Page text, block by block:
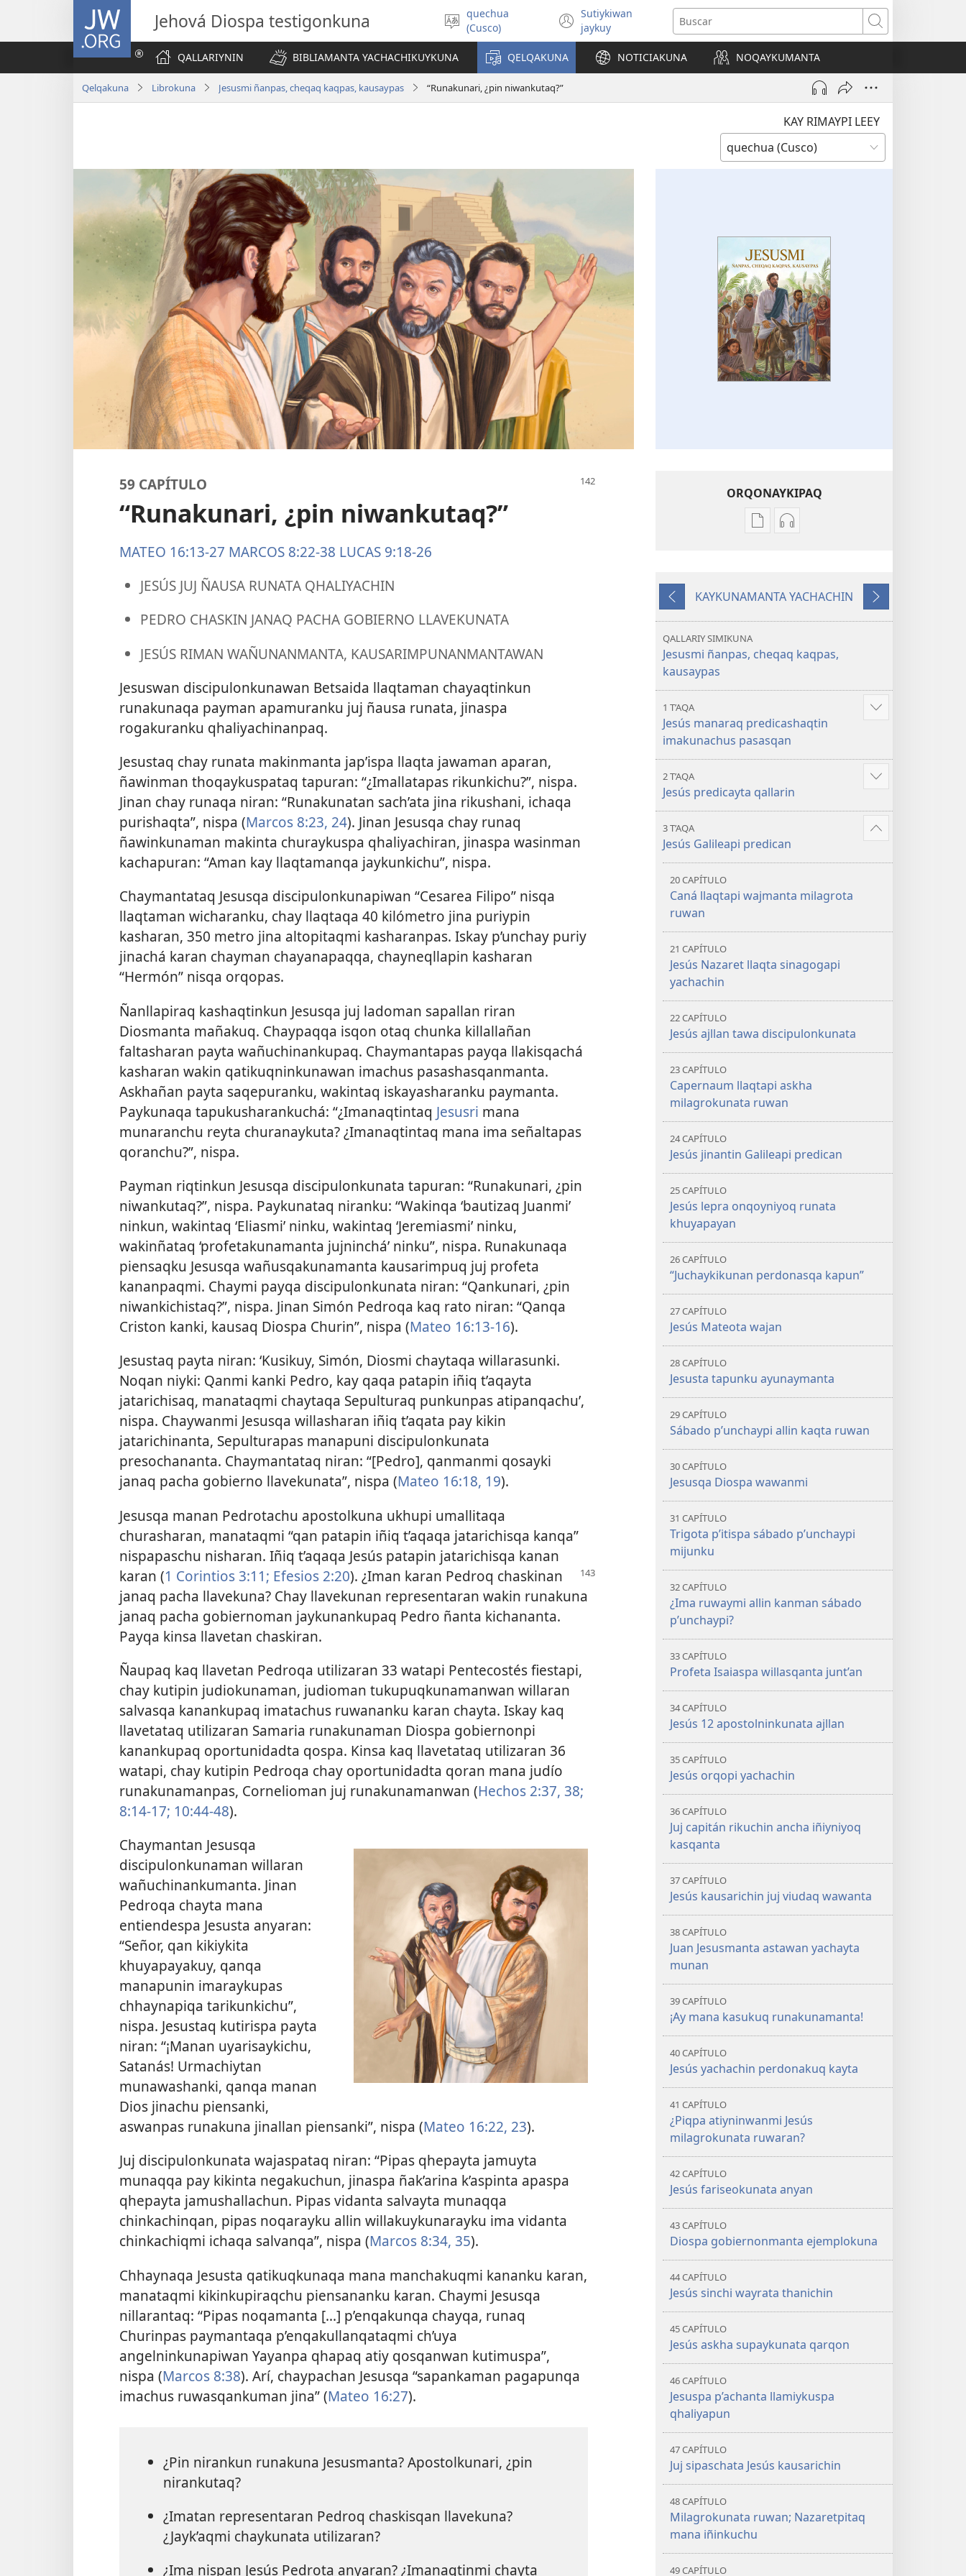
JW.ORG
Jehová Diospa testigonkuna
Simita
akllay
quechua
(Cusco)
Sutiykiwan
jaykuy(abre
una
nueva
ventana)
Buscar
QALLARIYNIN BIBLIAMANTA YACHACHIKUYKUNA QELQAKUNA NOTICIAKUNA NOQAYKUMANTA
Qelqakuna Librokuna Jesusmi ñanpas, cheqaq kaqpas, kausaypas “Runakunari, ¿pin niwankutaq?”
KAY RIMAYPI LEEY
59 CAPÍTULO
“Runakunari, ¿pin niwankutaq?”
MATEO 16:13-27 MARCOS 8:22-38 LUCAS 9:18-26
JESÚS JUJ ÑAUSA RUNATA QHALIYACHIN
PEDRO CHASKIN JANAQ PACHA GOBIERNO LLAVEKUNATA
JESÚS RIMAN WAÑUNANMANTA, KAUSARIMPUNANMANTAWAN
Jesuswan discipulonkunawan Betsaida llaqtaman chayaqtinkun
runakunaqa payman apamuranku juj ñausa runata, jinaspa
rogakuranku qhaliyachinanpaq.
Jesustaq chay runata makinmanta jap’ispa llaqta jawaman aparan,
ñawinman thoqaykuspataq tapuran: “¿Imallatapas rikunkichu?”, nispa.
Jinan chay runaqa niran: “Runakunatan sach’ata jina rikushani, ichaqa
purishaqta”, nispa (Marcos 8:23, 24). Jinan Jesusqa chay runaq
ñawinkunaman makinta churaykuspa qhaliyachiran, jinaspa wasinman
kachapuran: “Aman kay llaqtamanqa jaykunkichu”, nispa.
Chaymantataq Jesusqa discipulonkunapiwan “Cesarea Filipo” nisqa
llaqtaman wicharanku, chay llaqtaqa 40 kilómetro jina puriypin
kasharan, 350 metro jina altopitaqmi kasharanpas. Iskay p’unchay puriy
jinachá karan chayman chayanapaqqa, chayneqllapin kasharan
“Hermón” nisqa orqopas.
Ñanllapiraq kashaqtinkun Jesusqa juj ladoman sapallan riran
Diosmanta mañakuq. Chaypaqqa isqon otaq chunka killallañan
faltasharan payta wañuchinankupaq. Chaymantapas payqa llakisqachá
kasharan wakin qatikuqninkunawan imachus pasashasqanmanta.
Askhañan payta saqepuranku, wakintaq iskayasharanku paymanta.
Paykunaqa tapukusharankuchá: “¿Imanaqtintaq Jesusri mana
munaranchu reyta churanaykuta? ¿Imanaqtintaq mana ima señaltapas
qoranchu?”, nispa.
Payman riqtinkun Jesusqa discipulonkunata tapuran: “Runakunari, ¿pin
niwankutaq?”, nispa. Paykunataq niranku: “Wakinqa ‘bautizaq Juanmi’
ninkun, wakintaq ‘Eliasmi’ ninku, wakintaq ‘Jeremiasmi’ ninku,
wakinñataq ‘profetakunamanta jujninchá’ ninku”, nispa. Runakunaqa
piensaqku Jesusqa wañusqakunamanta kausarimpuq juj profeta
kananpaqmi. Chaymi payqa discipulonkunata niran: “Qankunari, ¿pin
niwankichistaq?”, nispa. Jinan Simón Pedroqa kaq rato niran: “Qanqa
Criston kanki, kausaq Diospa Churin”, nispa (Mateo 16:13-16).
Jesustaq payta niran: ‘Kusikuy, Simón, Diosmi chaytaqa willarasunki.
Noqan niyki: Qanmi kanki Pedro, kay qaqa patapin iñiq t’aqayta
jatarichisaq, manataqmi chaytaqa Sepulturaq punkunpas atipanqachu’,
nispa. Chaywanmi Jesusqa willasharan iñiq t’aqata pay kikin
jatarichinanta, Sepulturapas manapuni discipulonkunata
presochananta. Chaymantataq niran: “[Pedro], qanmanmi qosayki
janaq pacha gobierno llavekunata”, nispa (Mateo 16:18, 19).
Jesusqa manan Pedrotachu apostolkuna ukhupi umallitaqa
churasharan, manataqmi “qan patapin iñiq t’aqaqa jatarichisqa kanqa”
nispapaschu nisharan. Iñiq t’aqaqa Jesús patapin jatarichisqa kanan
karan (1 Corintios 3:11; Efesios 2:20). ¿Iman karan Pedroq chaskinan
janaq pacha llavekuna? Chay llavekunan representaran wakin runakuna
janaq pacha gobiernoman jaykunankupaq Pedro ñanta kichananta.
Payqa kinsa llavetan chaskiran.
Ñaupaq kaq llavetan Pedroqa utilizaran 33 watapi Pentecostés fiestapi,
chay kutipin judiokunaman, judioman tukupuqkunamanwan willaran
salvasqa kanankupaq imatachus ruwananku karan chayta. Iskay kaq
llavetataq utilizaran Samaria runakunaman Diospa gobiernonpi
kanankupaq oportunidadta qospa. Kinsa kaq llavetataq utilizaran 36
watapi, chay kutipin Pedroqa chay oportunidadta qoran mana judío
runakunamanpas, Cornelioman juj runakunamanwan (Hechos 2:37, 38;
8:14-17; 10:44-48).
Chaymantan Jesusqa
discipulonkunaman willaran
wañuchinankumanta. Jinan
Pedroqa chayta mana
entiendespa Jesusta anyaran:
“Señor, qan kikiykita
khuyapayakuy, qanqa
manapunin imaraykupas
chhaynapiqa tarikunkichu”,
nispa. Jesustaq kutirispa payta
niran: “¡Manan uyarisaykichu,
Satanás! Urmachiytan
munawashanki, qanqa manan
Dios jinachu piensanki,
aswanpas runakuna jinallan piensanki”, nispa (Mateo 16:22, 23).
Juj discipulonkunata wajaspataq niran: “Pipas qhepayta jamuyta
munaqqa pay kikinta negakuchun, jinaspa ñak’arina k’aspinta apaspa
qhepayta jamushallachun. Pipas vidanta salvayta munaqqa
chinkachinqan, pipas noqarayku allin willakuykunarayku ima vidanta
chinkachiqmi ichaqa salvanqa”, nispa (Marcos 8:34, 35).
Chhaynaqa Jesusta qatikuqkunaqa mana manchakuqmi kananku karan,
manataqmi kikinkupiraqchu piensananku karan. Chaymi Jesusqa
nillarantaq: “Pipas noqamanta [...] p’enqakunqa chayqa, runaq
Churinpas paymantaqa p’enqakullanqataqmi ch’uya
angelninkunapiwan Yayanpa qhapaq atiy qosqanwan kutimuspa”,
nispa (Marcos 8:38). Arí, chaypachan Jesusqa “sapankaman pagapunqa
imachus ruwasqankuman jina” (Mateo 16:27).
¿Pin nirankun runakuna Jesusmanta? Apostolkunari, ¿pin
nirankutaq?
¿Imatan representaran Pedroq chaskisqan llavekuna?
¿Jayk’aqmi chaykunata utilizaran?
¿Ima nispan Jesús Pedrota anyaran? ¿Imanaqtinmi chayta
ORQONAYKIPAQ
Kaypi
ñanpas,
kausaypas
Kaypin
Jesusmi
kaqpas,
kausaypas
Kutiy
KAYKUNAMANTA YACHACHIN
Qatimuq
QALLARIY SIMIKUNA
Jesusmi ñanpas, cheqaq kaqpas,
kausaypas
1 T’AQA
Jesús manaraq predicashaqtin
imakunachus pasasqan
Mostrar
2 T’AQA
Jesús predicayta qallarin
Mostrar
3 T’AQA
Jesús Galileapi predican
Mostrar
20 CAPÍTULO
Caná llaqtapi wajmanta milagrota
ruwan
21 CAPÍTULO
Jesús Nazaret llaqta sinagogapi
yachachin
22 CAPÍTULO
Jesús ajllan tawa discipulonkunata
23 CAPÍTULO
Capernaum llaqtapi askha
milagrokunata ruwan
24 CAPÍTULO
Jesús jinantin Galileapi predican
25 CAPÍTULO
Jesús lepra onqoyniyoq runata
khuyapayan
26 CAPÍTULO
“Juchaykikunan perdonasqa kapun”
27 CAPÍTULO
Jesús Mateota wajan
28 CAPÍTULO
Jesusta tapunku ayunaymanta
29 CAPÍTULO
Sábado p’unchaypi allin kaqta ruwan
30 CAPÍTULO
Jesusqa Diospa wawanmi
31 CAPÍTULO
Trigota p’itispa sábado p’unchaypi
mijunku
32 CAPÍTULO
¿Ima ruwaymi allin kanman sábado
p’unchaypi?
33 CAPÍTULO
Profeta Isaiaspa willasqanta junt’an
34 CAPÍTULO
Jesús 12 apostolninkunata ajllan
35 CAPÍTULO
Jesús orqopi yachachin
36 CAPÍTULO
Juj capitán rikuchin ancha iñiyniyoq
kasqanta
37 CAPÍTULO
Jesús kausarichin juj viudaq wawanta
38 CAPÍTULO
Juan Jesusmanta astawan yachayta
munan
39 CAPÍTULO
¡Ay mana kasukuq runakunamanta!
40 CAPÍTULO
Jesús yachachin perdonakuq kayta
41 CAPÍTULO
¿Piqpa atiyninwanmi Jesús
milagrokunata ruwaran?
42 CAPÍTULO
Jesús fariseokunata anyan
43 CAPÍTULO
Diospa gobiernonmanta ejemplokuna
44 CAPÍTULO
Jesús sinchi wayrata thanichin
45 CAPÍTULO
Jesús askha supaykunata qarqon
46 CAPÍTULO
Jesuspa p’achanta llamiykuspa
qhaliyapun
47 CAPÍTULO
Juj sipaschata Jesús kausarichin
48 CAPÍTULO
Milagrokunata ruwan; Nazaretpitaq
mana iñinkuchu
49 CAPÍTULO